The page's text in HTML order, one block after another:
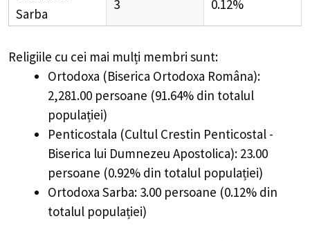
Sarba
3 0.12%
Religiile cu cei mai mulți membri sunt:
Ortodoxa (Biserica Ortodoxa Româna):
2,281.00 persoane (91.64% din totalul
populației)
Penticostala (Cultul Crestin Penticostal -
Biserica lui Dumnezeu Apostolica): 23.00
persoane (0.92% din totalul populației)
Ortodoxa Sarba: 3.00 persoane (0.12% din
totalul populației)